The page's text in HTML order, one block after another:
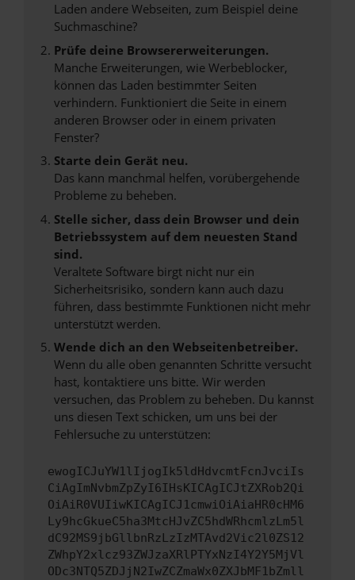
Laden andere Webseiten, zum Beispiel deine
Suchmaschine?
Prüfe deine Browsererweiterungen.
Manche Erweiterungen, wie Werbeblocker,
können das Laden bestimmter Seiten
verhindern. Funktioniert die Seite in einem
anderen Browser oder in einem privaten
Fenster?
Starte dein Gerät neu.
Das kann manchmal helfen, vorübergehende
Probleme zu beheben.
Stelle sicher, dass dein Browser und dein
Betriebssystem auf dem neuesten Stand
sind.
Veraltete Software birgt nicht nur ein
Sicherheitsrisiko, sondern kann auch dazu
führen, dass bestimmte Funktionen nicht mehr
unterstützt werden.
Wende dich an den Webseitenbetreiber.
Wenn du alle oben genannten Schritte versucht
hast, kontaktiere uns bitte. Wir werden
versuchen, das Problem zu beheben. Du kannst
uns diesen Text schicken, um uns bei der
Fehlersuche zu unterstützen:
ewogICJuYW1lIjogIk5ldHdvcmtFcnJvciIs
CiAgImNvbmZpZyI6IHsKICAgICJtZXRob2Qi
OiAiR0VUIiwKICAgICJ1cmwiOiAiaHR0cHM6
Ly9hcGkueC5ha3MtcHJvZC5hdWRhcmlzLm5l
dC92MS9jbGllbnRzLzIzMTAvd2Vic2l0ZS12
ZWhpY2xlcz93ZWJzaXRlPTYxNzI4Y2Y5MjVl
ODc3NTQ5ZDJjN2IwZCZmaWx0ZXJbMF1bZmll